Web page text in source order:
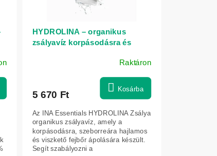
HYDROLINA – organikus
zsályavíz korpásodásra és
Raktáron
5 670 Ft Kosárba
Az INA Essentials HYDROLINA Zsálya
organikus zsályavíz, amely a
korpásodásra, szeborreára hajlamos
és viszkető fejbőr ápolására készült.
Segít szabályozni a